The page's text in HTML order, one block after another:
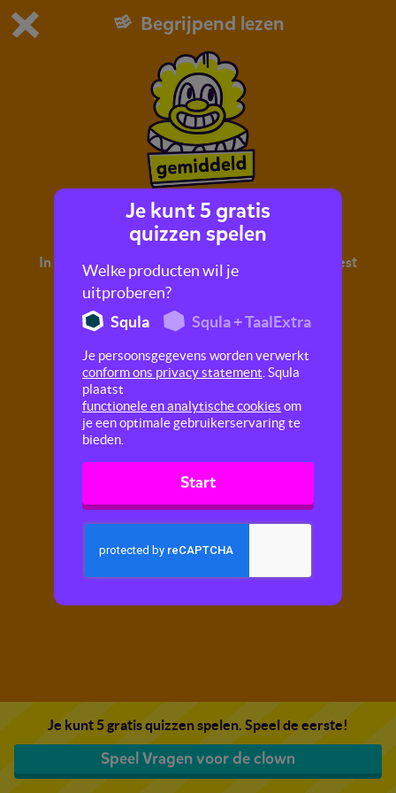
Dit is de gratis demo van Squla.
Bestel nu
0 1
Begrijpend lezen
Vragen voor de clown
In deze quiz oefen je met begrijpend lezen. Je leest
een tekst en maakt hier vragen over.
Je kunt 5 gratis quizzen spelen. Speel de eerste!
Speel Vragen voor de clown
Je kunt 5 gratis
quizzen spelen
Welke producten wil je
uitproberen?
Squla
Squla + TaalExtra
Je persoonsgegevens worden verwerkt
conform ons privacy statement . Squla
plaatst
functionele en analytische cookies om
je een optimale gebruikerservaring te
bieden.
Start